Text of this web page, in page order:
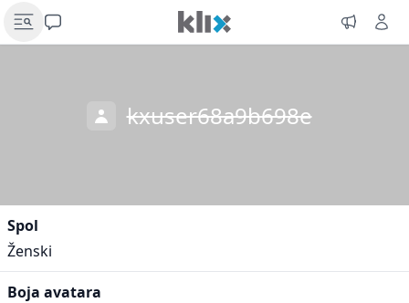
kxuser68a9b698e
Spol
Ženski
Boja avatara